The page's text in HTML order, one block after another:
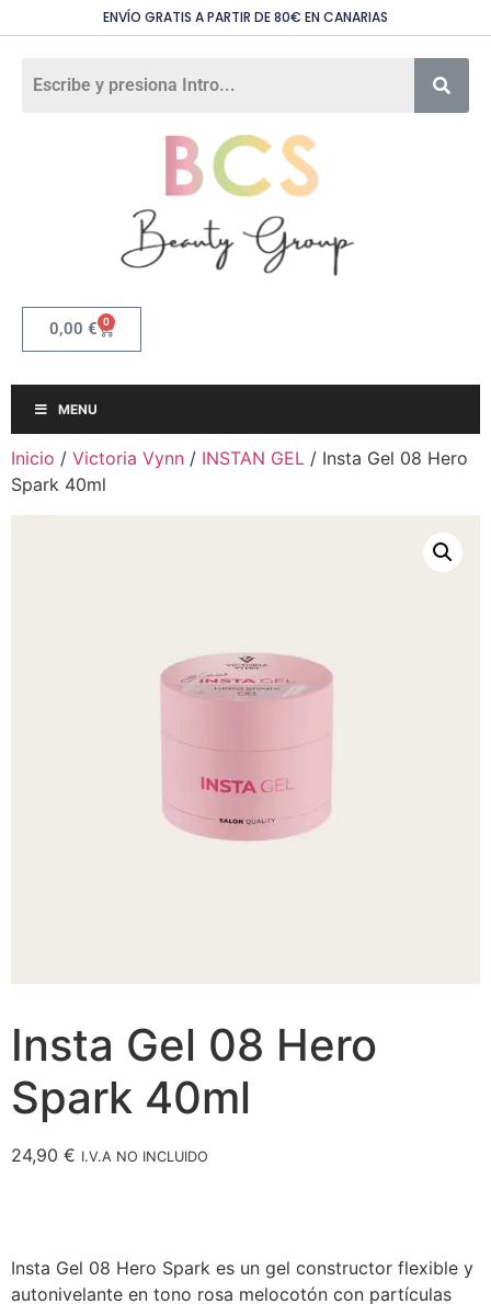
ENVÍO GRATIS A PARTIR DE 80€ EN CANARIAS
0,00 € 0
MENU
Inicio / Victoria Vynn / INSTAN GEL / Insta Gel 08 Hero
Spark 40ml
Insta Gel 08 Hero
Spark 40ml
24,90 € I.V.A NO INCLUIDO
Insta Gel 08 Hero Spark es un gel constructor flexible y
autonivelante en tono rosa melocotón con partículas